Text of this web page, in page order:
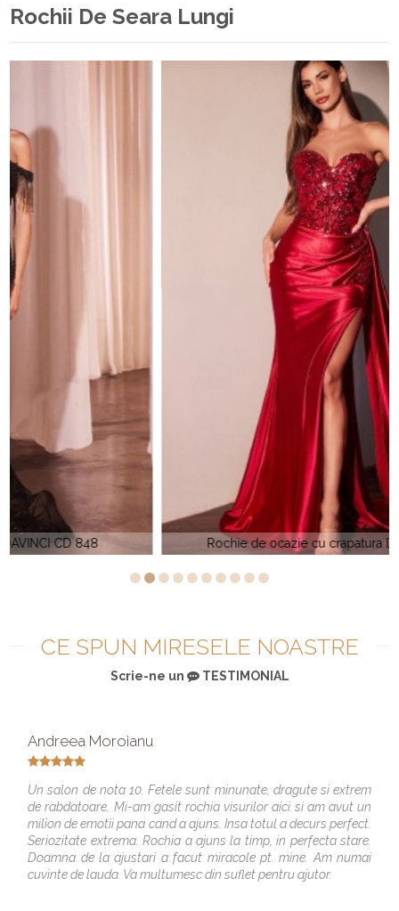
Rochii De Seara Lungi
Rochie de ocazie cu crapatura DAVINCI CDS 530
CE SPUN MIRESELE NOASTRE
Scrie-ne un TESTIMONIAL
Andreea Moroianu
Un salon de nota 10. Fetele sunt minunate, dragute si extrem
de rabdatoare. Mi-am gasit rochia visurilor aici si am avut un
milion de emotii pana cand a ajuns. Insa totul a decurs perfect.
Seriozitate extrema. Rochia a ajuns la timp, in perfecta stare.
Doamna de la ajustari a facut miracole pt. mine. Am numai
cuvinte de lauda. Va multumesc din suflet pentru ajutor.